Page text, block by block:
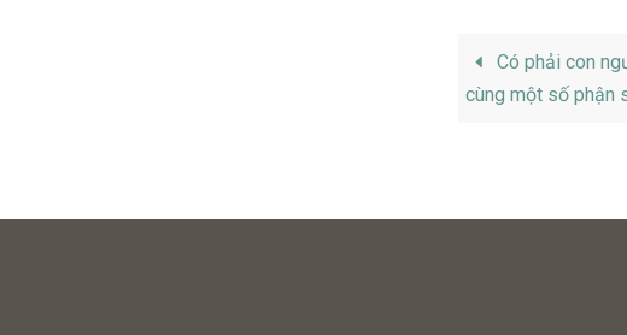
Có phải con
cùng một số phận